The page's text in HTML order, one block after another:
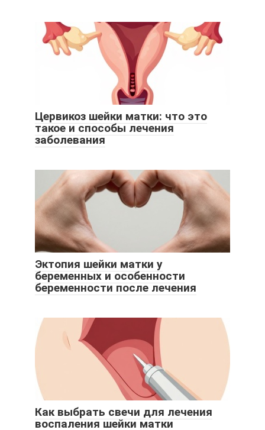
Цервикоз шейки матки: что это
такое и способы лечения
заболевания
Эктопия шейки матки у
беременных и особенности
беременности после лечения
Как выбрать свечи для лечения
воспаления шейки матки